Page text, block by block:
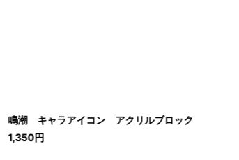
鳴潮 キャラアイコン アクリルブロック
1,350円